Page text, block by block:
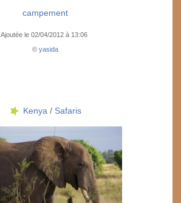
campement
Ajoutée le 02/04/2012 à 13:06
© yasida
Kenya / Safaris